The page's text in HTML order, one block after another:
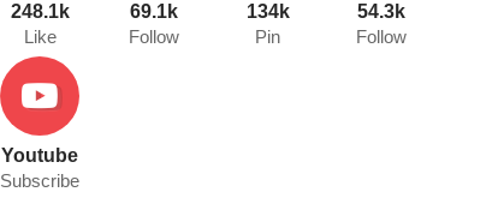
248.1k
Like
69.1k
Follow
134k
Pin
54.3k
Follow
Youtube
Subscribe